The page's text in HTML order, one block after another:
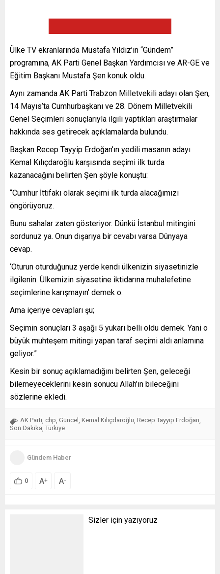
Ülke TV ekranlarında Mustafa Yıldız’ın “Gündem”
programına, AK Parti Genel Başkan Yardımcısı ve AR-GE ve
Eğitim Başkanı Mustafa Şen konuk oldu.
Aynı zamanda AK Parti Trabzon Milletvekili adayı olan Şen,
14 Mayıs’ta Cumhurbaşkanı ve 28. Dönem Milletvekili
Genel Seçimleri sonuçlarıyla ilgili yaptıkları araştırmalar
hakkında ses getirecek açıklamalarda bulundu.
Başkan Recep Tayyip Erdoğan’ın yedili masanın adayı
Kemal Kılıçdaroğlu karşısında seçimi ilk turda
kazanacağını belirten Şen şöyle konuştu:
“Cumhur İttifakı olarak seçimi ilk turda alacağımızı
öngörüyoruz.
Bunu sahalar zaten gösteriyor. Dünkü İstanbul mitingini
sordunuz ya. Onun dışarıya bir cevabı varsa Dünyaya
cevap.
‘Oturun oturduğunuz yerde kendi ülkenizin siyasetinizle
ilgilenin. Ülkemizin siyasetine iktidarına muhalefetine
seçimlerine karışmayın’ demek o.
Ama içeriye cevapları şu;
Seçimin sonuçları 3 aşağı 5 yukarı belli oldu demek. Yani o
büyük muhteşem mitingi yapan taraf seçimi aldı anlamına
geliyor.”
Kesin bir sonuç açıklamadığını belirten Şen, geleceği
bilemeyeceklerini kesin sonucu Allah’ın bileceğini
sözlerine ekledi.
AK Parti chp Güncel Kemal Kılıçdaroğlu Recep Tayyip Erdoğan
Son Dakika Türkiye
Gündem Haber
0 A+ A-
Sizler için yazıyoruz